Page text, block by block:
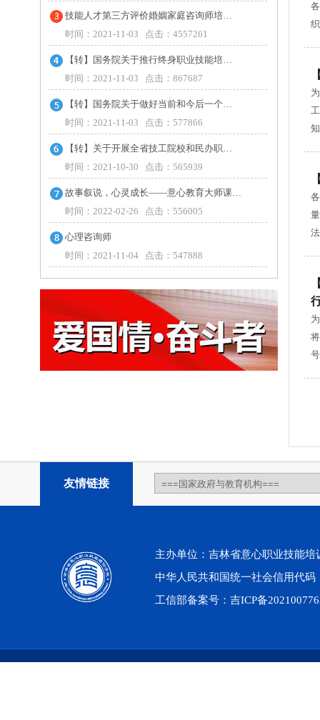
技能人才第三方评价婚姻家庭咨询师培…
时间：2021-11-03 点击：4557261
【转】国务院关于推行终身职业技能培…
时间：2021-11-03 点击：867687
【转】国务院关于做好当前和今后一个…
时间：2021-11-03 点击：577866
【转】关于开展全省技工院校和民办职…
时间：2021-10-30 点击：565939
故事叙说，心灵成长——意心教育大师课…
时间：2022-02-26 点击：556005
心理咨询师
时间：2021-11-04 点击：547888
友情链接
主办单位：吉林省意心职业技能
中华人民共和国统一社会信用代
工信部备案号： 吉ICP备